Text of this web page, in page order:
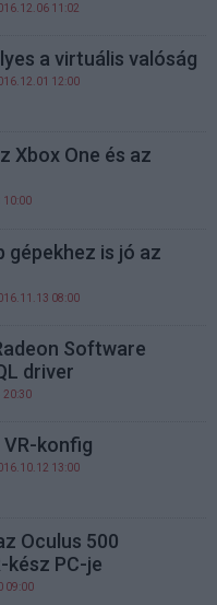
11:02
a virtuális valóság
12:00
Xbox One és az
10:00
gépekhez is jó az
08:00
Software
driver
20:30
VR-konfig
13:00
Oculus 500
kész PC-je
09:00